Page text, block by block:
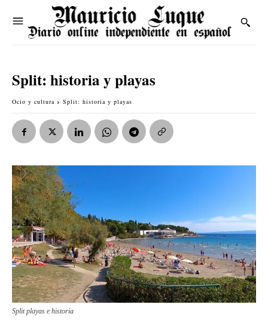
Split: historia y playas
Ocio y cultura Split: historia y playas
Split playas e historia